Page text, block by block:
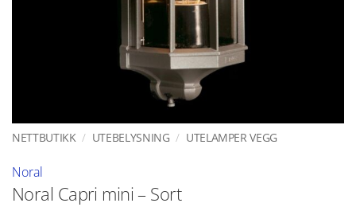
NETTBUTIKK / UTEBELYSNING / UTELAMPER VEGG
Noral
Noral Capri mini – Sort